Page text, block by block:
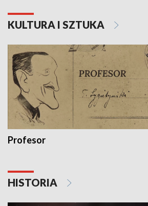
KULTURA I SZTUKA
Profesor
HISTORIA